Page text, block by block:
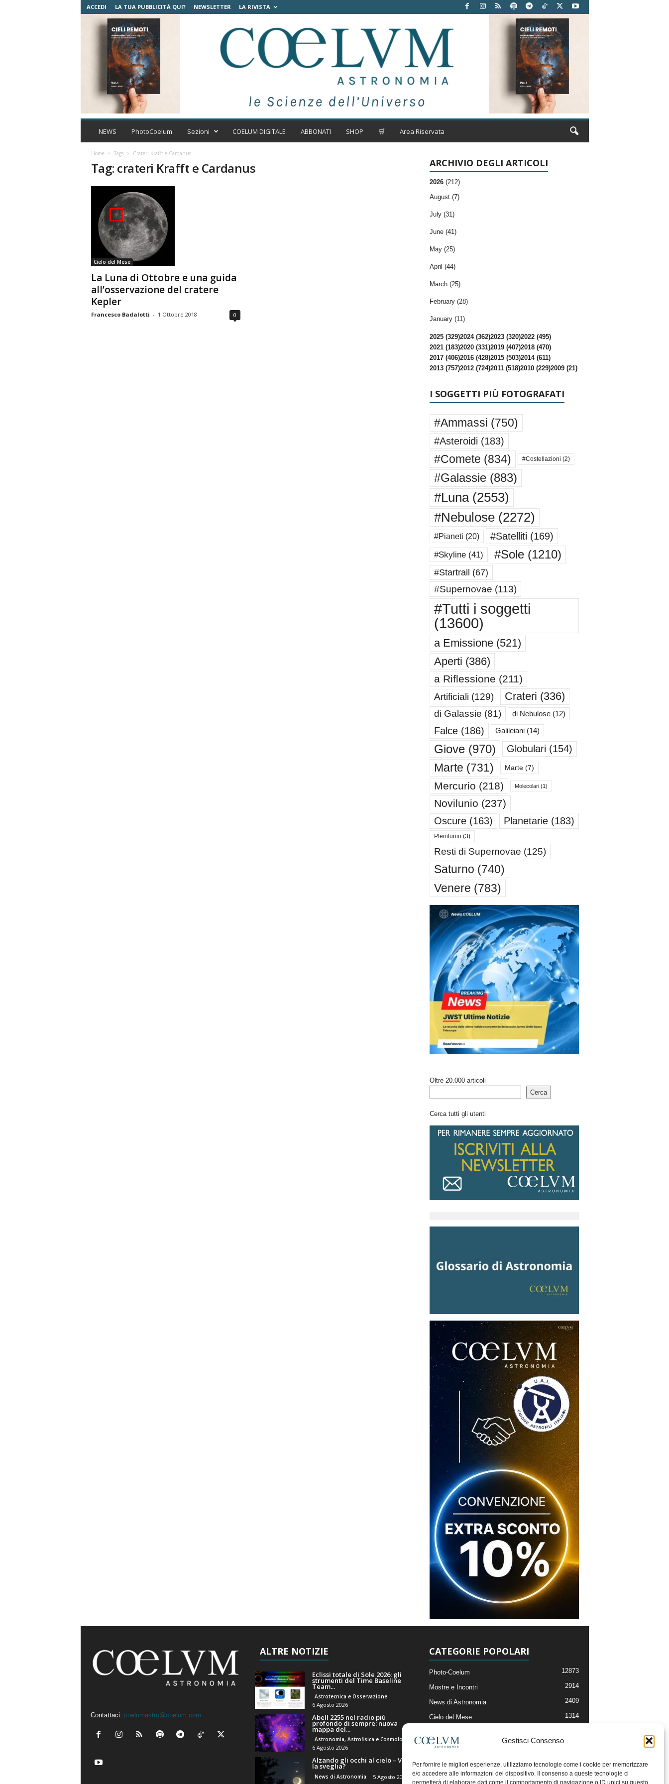
Gestisci Consenso
Per fornire le migliori esperienze, utilizziamo tecnologie come i cookie per memorizzare
e/o accedere alle informazioni del dispositivo. Il consenso a queste tecnologie ci
permetterà di elaborare dati come il comportamento di navigazione o ID unici su questo
ACCEDI LA TUA PUBBLICITÀ QUI? NEWSLETTER LA RIVISTA
C
a
NEWS PhotoCoelum Sezioni COELUM DIGITALE ABBONATI SHOP 🛒 Area Riservata
Home Tags Crateri Krafft e Cardanus
Tag: crateri Krafft e Cardanus
Cielo del Mese
La Luna di Ottobre e una guida
all’osservazione del cratere
Kepler
Francesco Badalotti - 1 Ottobre 2018 0
ARCHIVIO DEGLI ARTICOLI
2026 (212)
August (7)
July (31)
June (41)
May (25)
April (44)
March (25)
February (28)
January (11)
2025 (329)2024 (362)2023 (320)2022 (495)
2021 (183)2020 (331)2019 (407)2018 (470)
2017 (406)2016 (428)2015 (503)2014 (611)
2013 (757)2012 (724)2011 (518)2010 (229)2009 (21)
I SOGGETTI PIÙ FOTOGRAFATI
#Ammassi (750)
#Asteroidi (183)
#Comete (834) #Costellazioni (2)
#Galassie(883)
#Luna(2553)
#Nebulose(2272)
#Pianeti (20) #Satelliti (169)
#Skyline(41) #Sole(1210)
#Startrail (67)
#Supernovae (113)
#Tutti i soggetti
(13600)
a Emissione(521)
Aperti (386)
a Riflessione (211)
Artificiali (129) Crateri (336)
di Galassie (81) di Nebulose(12)
Falce(186) Galileiani(14)
Giove(970) Globulari (154)
Marte (731) Marte(7)
Mercurio (218) Molecolari(1)
Novilunio (237)
Oscure(163) Planetarie(183)
Plenilunio(3)
Resti di Supernovae (125)
Saturno (740)
Venere (783)
Oltre 20.000 articoli
Cerca
Cerca tutti gli utenti
Contattaci: coelumastro@coelum.com
ALTRE NOTIZIE
Eclissi totale di Sole 2026: gli
strumenti del Time Baseline
Team...
Astrotecnica e Osservazione
6 Agosto 2026
Abell 2255 nel radio più
profondo di sempre: nuova
mappa del...
Astronomia, Astrofisica e Cosmologia
6 Agosto 2026
Alzando gli occhi al cielo – Vale
la sveglia?
News di Astronomia 5 Agosto 2026
CATEGORIE POPOLARI
Photo-Coelum 12873
Mostre e Incontri 2914
News di Astronomia 2409
Cielo del Mese 1314
Articoli e Risorse On-Line
Il Blog della Redazione